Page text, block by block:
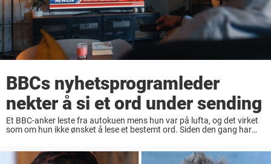
BBCs nyhetsprogramleder
nekter å si et ord under sending
Et BBC-anker leste fra autokuen mens hun var på lufta, og det virket
som om hun ikke ønsket å lese et bestemt ord. Siden den gang har